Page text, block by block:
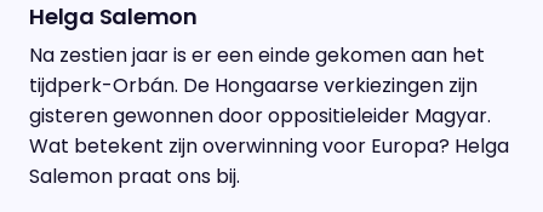
Helga Salemon
Na zestien jaar is er een einde gekomen aan het
tijdperk-Orbán. De Hongaarse verkiezingen zijn
gisteren gewonnen door oppositieleider Magyar.
Wat betekent zijn overwinning voor Europa? Helga
Salemon praat ons bij.